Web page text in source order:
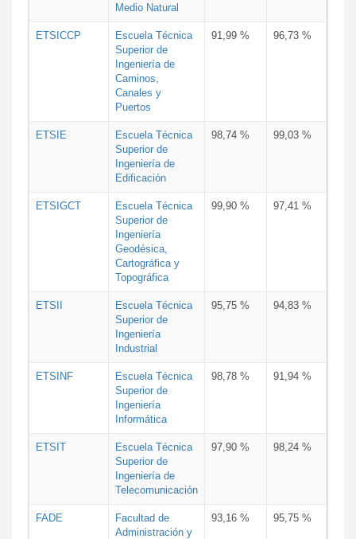
Medio Natural
ETSICCP
Escuela Técnica
Superior de
Ingeniería de
Caminos,
Canales y
Puertos
91,99 % 96,73 %
ETSIE
Escuela Técnica
Superior de
Ingeniería de
Edificación
98,74 % 99,03 %
ETSIGCT
Escuela Técnica
Superior de
Ingeniería
Geodésica,
Cartográfica y
Topográfica
99,90 % 97,41 %
ETSII
Escuela Técnica
Superior de
Ingeniería
Industrial
95,75 % 94,83 %
ETSINF
Escuela Técnica
Superior de
Ingeniería
Informática
98,78 % 91,94 %
ETSIT
Escuela Técnica
Superior de
Ingeniería de
Telecomunicación
97,90 % 98,24 %
FADE
Facultad de
Administración y
93,16 % 95,75 %